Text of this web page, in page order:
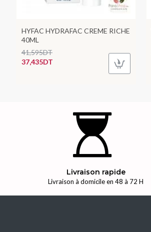
HYFAC HYDRAFAC CREME RICHE
40ML
37,435DT
41,595DT
Livraison rapide
Livraison à domicile en 48 à 72 H